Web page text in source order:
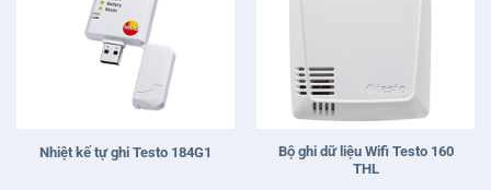
Nhiệt kế tự ghi Testo 184G1
Bộ ghi dữ liệu Wifi Testo 160
THL